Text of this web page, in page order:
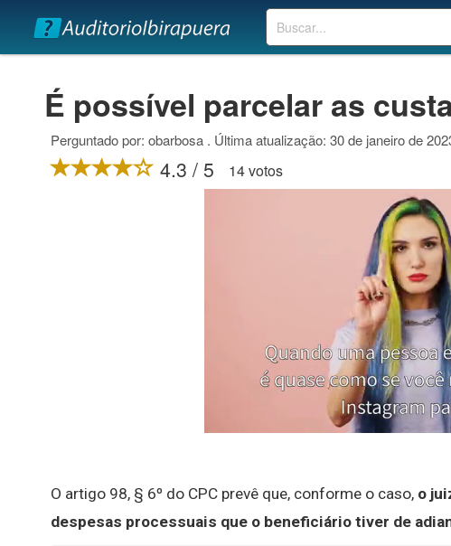
Buscar
É possível parcelar as
Perguntado por: obarbosa . Última atualização: 30 de janeiro de
4.3 / 5 14 votos
O artigo 98, § 6º do CPC prevê que, conforme o caso, o
despesas processuais que o beneficiário tiver de